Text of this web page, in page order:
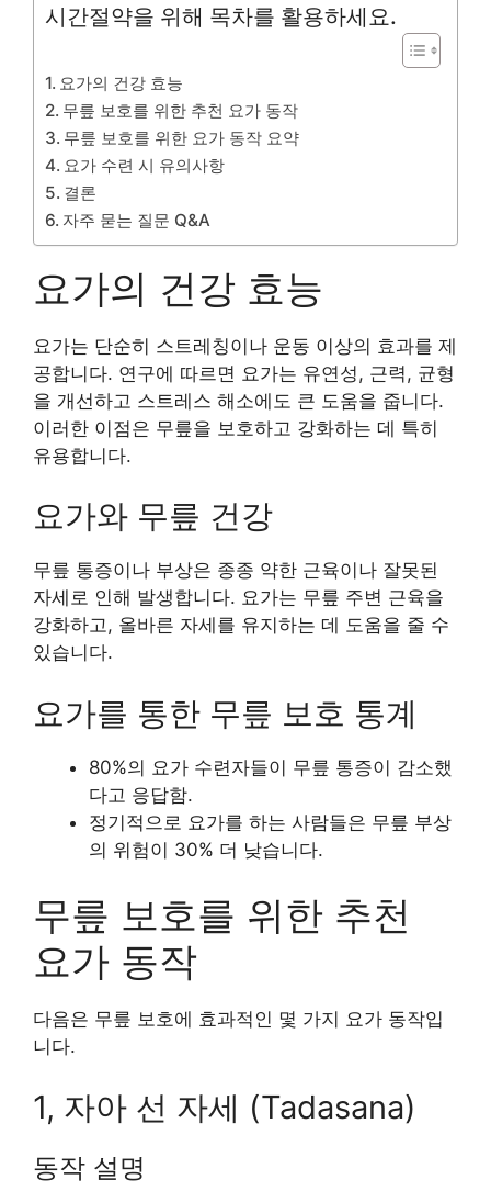
시간절약을 위해 목차를 활용하세요.
요가의 건강 효능
무릎 보호를 위한 추천 요가 동작
무릎 보호를 위한 요가 동작 요약
요가 수련 시 유의사항
결론
자주 묻는 질문 Q&A
요가의 건강 효능
요가는 단순히 스트레칭이나 운동 이상의 효과를 제
공합니다. 연구에 따르면 요가는 유연성, 근력, 균형
을 개선하고 스트레스 해소에도 큰 도움을 줍니다.
이러한 이점은 무릎을 보호하고 강화하는 데 특히
유용합니다.
요가와 무릎 건강
무릎 통증이나 부상은 종종 약한 근육이나 잘못된
자세로 인해 발생합니다. 요가는 무릎 주변 근육을
강화하고, 올바른 자세를 유지하는 데 도움을 줄 수
있습니다.
요가를 통한 무릎 보호 통계
80%의 요가 수련자들이 무릎 통증이 감소했
다고 응답함.
정기적으로 요가를 하는 사람들은 무릎 부상
의 위험이 30% 더 낮습니다.
무릎 보호를 위한 추천
요가 동작
다음은 무릎 보호에 효과적인 몇 가지 요가 동작입
니다.
1, 자아 선 자세 (Tadasana)
동작 설명